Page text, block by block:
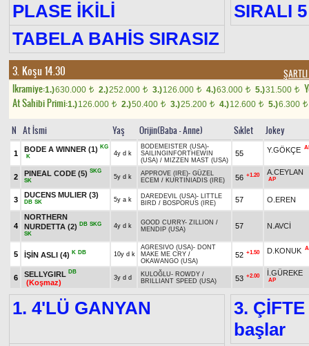
PLASE İKİLİ
SIRALI
TABELA BAHİS SIRASIZ
3. Koşu 14.30
Ikramiye:1.)630.000 t 2.)252.000 t 3.)126.000 t 4.)63.000 t 5.)31.500 t
At Sahibi Primi:1.)126.000 t 2.)50.400 t 3.)25.200 t 4.)12.600 t 5.)6.300 t
N At İsmi Yaş Orijin(Baba - Anne) Sıklet Jokey
1
BODE A WINNER (1) KG
K
4y d k
BODEMEISTER (USA)-
SAILINGINFORTHEWIN
(USA) / MIZZEN MAST (USA)
55 Y.GÖKÇE
2 PINEAL CODE (5) SKG
SK
5y d k APPROVE (IRE)- GÜZEL
ECEM / KURTINIADIS (IRE) 56 +1.20 A.CEYLAN
AP
3
DUCENS MULIER (3)
DB SK 5y a k DAREDEVIL (USA)- LITTLE
BIRD / BOSPORUS (IRE) 57 O.EREN
4
NORTHERN
NURDETTA (2) DB SKG
SK
4y d k GOOD CURRY- ZILLION /
MENDIP (USA)
57 N.AVCİ
5 İŞİN ASLI (4) K DB 10y d k
AGRESIVO (USA)- DONT
MAKE ME CRY /
OKAWANGO (USA)
52 +1.50 D.KONUK
6 SELLYGIRL DB
(Koşmaz)
3y d d KULOĞLU- ROWDY /
BRILLIANT SPEED (USA)
53 +2.00 İ.GÜREKE
AP
1. 4'LÜ GANYAN
3.
başlar